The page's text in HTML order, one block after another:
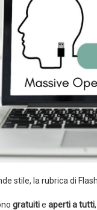
stile, la rubrica di
gratuitie aperti a tutti